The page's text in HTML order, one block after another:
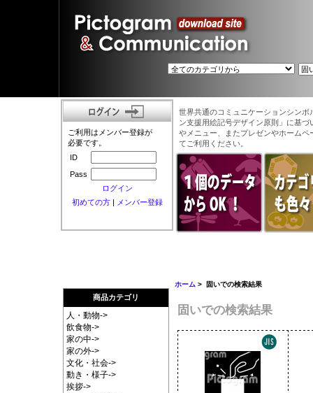
ご利用はメンバー登録が
必要です。
ID
Pass
ログイン
初めての方| メンバー登録
世界共通のコミュニケーションシン
ン支援用絵記号デザイン原則」に基
やメニュー、またプレゼンやホーム
てご利用ください。
商品カテゴリ
人・動物->
飲食物->
家の中->
家の外->
文化・社会->
動き・様子->
挨拶->
ホーム > 固いでの検索結果
固いでの検索結果